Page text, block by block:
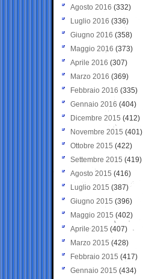
Agosto 2016 (332)
Luglio 2016 (336)
Giugno 2016 (358)
Maggio 2016 (373)
Aprile 2016 (307)
Marzo 2016 (369)
Febbraio 2016 (335)
Gennaio 2016 (404)
Dicembre 2015 (412)
Novembre 2015 (401)
Ottobre 2015 (422)
Settembre 2015 (419)
Agosto 2015 (416)
Luglio 2015 (387)
Giugno 2015 (396)
Maggio 2015 (402)
Aprile 2015 (407)
Marzo 2015 (428)
Febbraio 2015 (417)
Gennaio 2015 (434)